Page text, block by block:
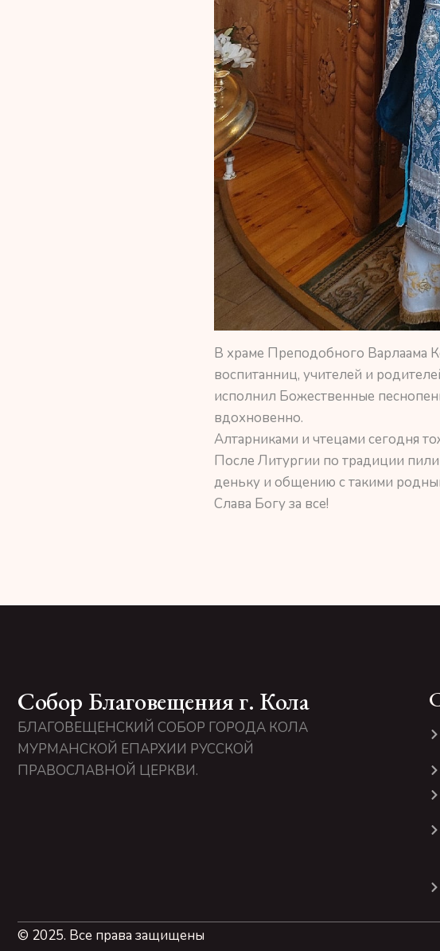
В храме Преподобного Варлаама
воспитанниц, учителей и
исполнил Божественные
вдохновенно.
Алтарниками и чтецами сегодня
После Литургии по традиции
деньку и общению с такими
Слава Богу за все!
Собор Благовещения г. Кола
БЛАГОВЕЩЕНСКИЙ СОБОР ГОРОДА КОЛА
МУРМАНСКОЙ ЕПАРХИИ РУССКОЙ
ПРАВОСЛАВНОЙ ЦЕРКВИ.
© 2025. Все права защищены